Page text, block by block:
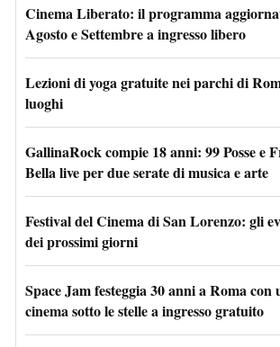
Cinema Liberato: il programma
Agosto e Settembre a ingresso libero
Lezioni di yoga gratuite nei parchi di
luoghi
GallinaRock compie 18 anni: 99 Posse e
Bella live per due serate di musica e arte
Festival del Cinema di San Lorenzo: gli
dei prossimi giorni
Space Jam festeggia 30 anni a Roma con
cinema sotto le stelle a ingresso gratuito